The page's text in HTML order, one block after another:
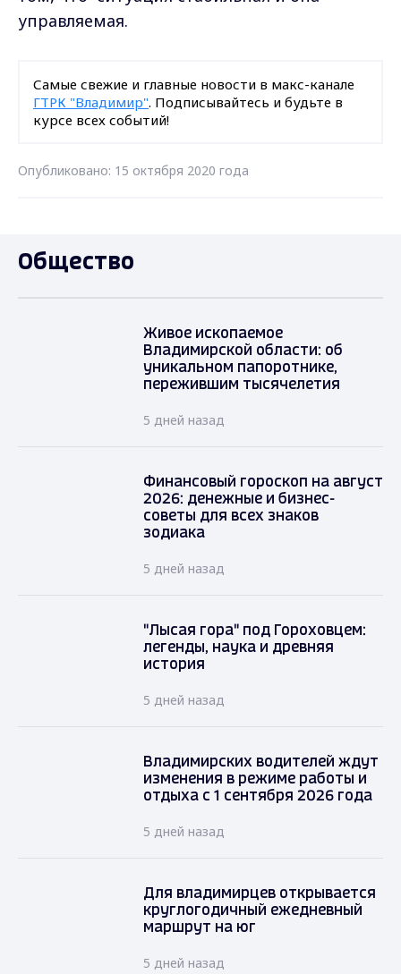
управляемая.
Самые свежие и главные новости в макс-канале
ГТРК "Владимир". Подписывайтесь и будьте в
курсе всех событий!
Опубликовано: 15 октября 2020 года
Общество
Живое ископаемое
Владимирской области: об
уникальном папоротнике,
пережившим тысячелетия
5 дней назад
Финансовый гороскоп на август
2026: денежные и бизнес-
советы для всех знаков
зодиака
5 дней назад
"Лысая гора" под Гороховцем:
легенды, наука и древняя
история
5 дней назад
Владимирских водителей ждут
изменения в режиме работы и
отдыха с 1 сентября 2026 года
5 дней назад
Для владимирцев открывается
круглогодичный ежедневный
маршрут на юг
5 дней назад